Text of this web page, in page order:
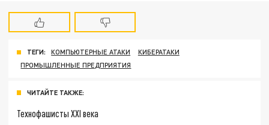
ТЕГИ: КОМПЬЮТЕРНЫЕ АТАКИ
КИБЕРАТАКИ
ПРОМЫШЛЕННЫЕ ПРЕДПРИЯТИЯ
ЧИТАЙТЕ ТАКЖЕ:
Технофашисты XXI века